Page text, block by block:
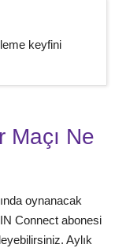
keyfini
Maçı Ne
oynanacak
Connect abonesi
Aylık